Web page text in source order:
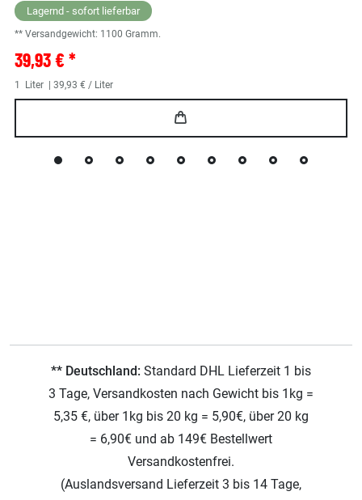
Lagernd - sofort lieferbar
** Versandgewicht: 1100 Gramm.
39,93 € *
1 Liter | 39,93 € / Liter
** Deutschland: Standard DHL Lieferzeit 1 bis
3 Tage, Versandkosten nach Gewicht bis 1kg =
5,35 €, über 1kg bis 20 kg = 5,90€, über 20 kg
= 6,90€ und ab 149€ Bestellwert
Versandkostenfrei.
(Auslandsversand Lieferzeit 3 bis 14 Tage,